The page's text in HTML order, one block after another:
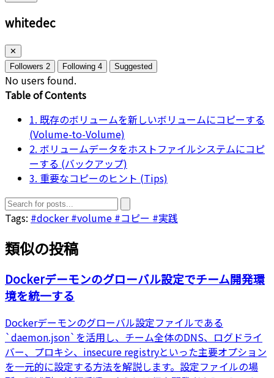
whitedec
✕
Followers 2 Following 4 Suggested
No users found.
Table of Contents
1. 既存のボリュームを新しいボリュームにコピーする
(Volume-to-Volume)
2. ボリュームデータをホストファイルシステムにコピ
ーする (バックアップ)
3. 重要なコピーのヒント (Tips)
Tags: #docker#volume #コピー #実践
類似の投稿
Dockerデーモンのグローバル設定でチーム開発環
境を統一する
Dockerデーモンのグローバル設定ファイルである
`daemon.json`を活用し、チーム全体のDNS、ログドライ
バー、プロキシ、insecure registryといった主要オプション
を一元的に設定する方法を解説します。設定ファイルの場